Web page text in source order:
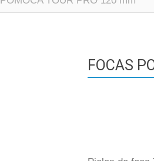
FOCAS